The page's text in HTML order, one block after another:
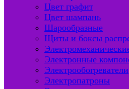
Цвет графит
Цвет шампань
Шарообразные
Щиты и боксы
Электронные
Электрообогреватели
Электропатроны